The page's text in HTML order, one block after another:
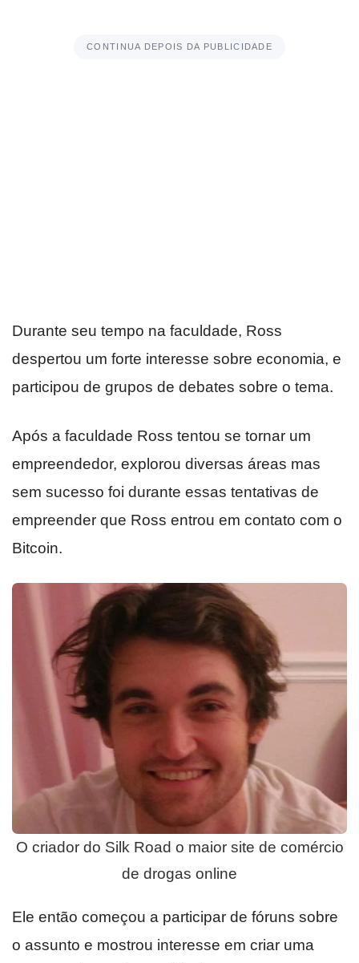
CONTINUA DEPOIS DA PUBLICIDADE
Durante seu tempo na faculdade, Ross
despertou um forte interesse sobre economia, e
participou de grupos de debates sobre o tema.
Após a faculdade Ross tentou se tornar um
empreendedor, explorou diversas áreas mas
sem sucesso foi durante essas tentativas de
empreender que Ross entrou em contato com o
Bitcoin.
O criador do Silk Road o maior site de comércio
de drogas online
Ele então começou a participar de fóruns sobre
o assunto e mostrou interesse em criar uma